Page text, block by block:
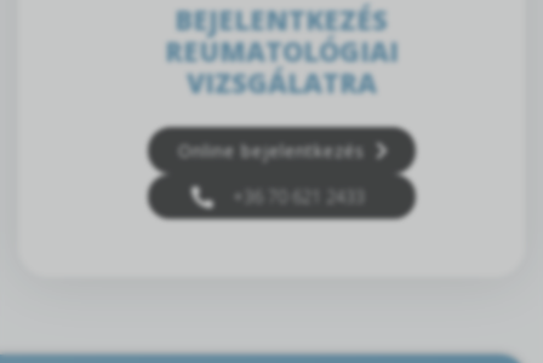
BEJELENTKEZÉS
REUMATOLÓGIAI
VIZSGÁLATRA
Online bejelentkezés
+36 70 621 2433